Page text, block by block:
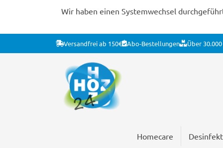
Wir haben einen Systemwechsel
Versandfrei ab 150€ Abo-Bestellungen Über
Homecare